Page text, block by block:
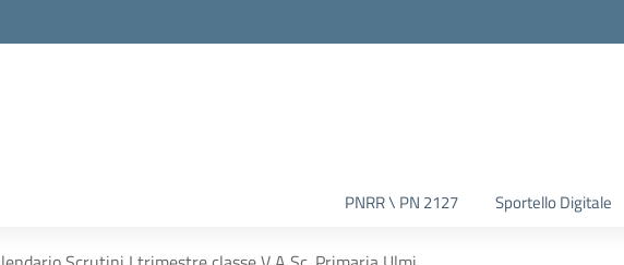
PNRR \ PN 2127 Sportello Digitale